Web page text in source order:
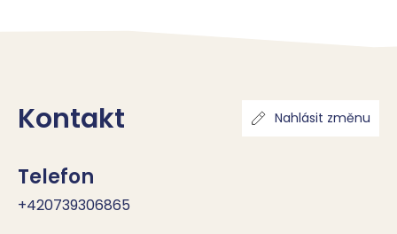
Kontakt Nahlásit změnu
Telefon
+420739306865